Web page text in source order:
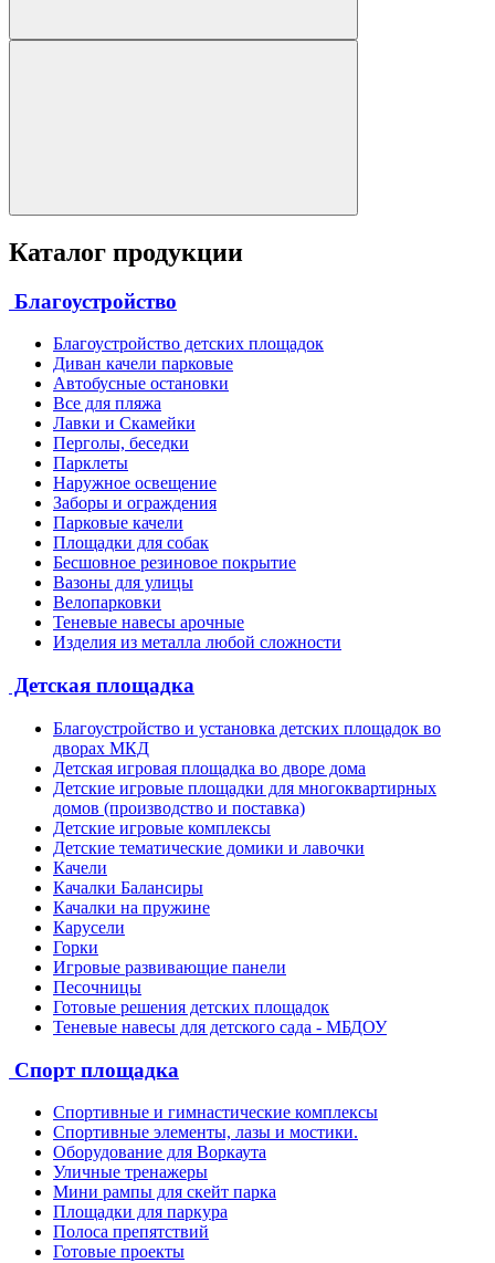
Каталог продукции
Благоустройство
Благоустройство детских площадок
Диван качели парковые
Автобусные остановки
Все для пляжа
Лавки и Скамейки
Перголы, беседки
Парклеты
Наружное освещение
Заборы и ограждения
Парковые качели
Площадки для собак
Бесшовное резиновое покрытие
Вазоны для улицы
Велопарковки
Теневые навесы арочные
Изделия из металла любой сложности
Детская площадка
Благоустройство и установка детских площадок во
дворах МКД
Детская игровая площадка во дворе дома
Детские игровые площадки для многоквартирных
домов (производство и поставка)
Детские игровые комплексы
Детские тематические домики и лавочки
Качели
Качалки Балансиры
Качалки на пружине
Карусели
Горки
Игровые развивающие панели
Песочницы
Готовые решения детских площадок
Теневые навесы для детского сада - МБДОУ
Спорт площадка
Спортивные и гимнастические комплексы
Спортивные элементы, лазы и мостики.
Оборудование для Воркаута
Уличные тренажеры
Мини рампы для скейт парка
Площадки для паркура
Полоса препятствий
Готовые проекты